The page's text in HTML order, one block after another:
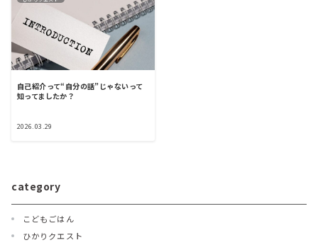
自己紹介って“自分の話”じゃないって
知ってましたか？
2026.03.29
category
こどもごはん
ひかりクエスト